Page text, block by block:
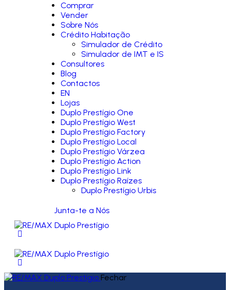
Comprar
Vender
Sobre Nós
Crédito Habitação
Simulador de Crédito
Simulador de IMT e IS
Consultores
Blog
Contactos
EN
Lojas
Duplo Prestígio One
Duplo Prestígio West
Duplo Prestígio Factory
Duplo Prestígio Local
Duplo Prestígio Várzea
Duplo Prestígio Action
Duplo Prestígio Link
Duplo Prestígio Raízes
Duplo Prestígio Urbis
Junta-te a Nós
Fechar